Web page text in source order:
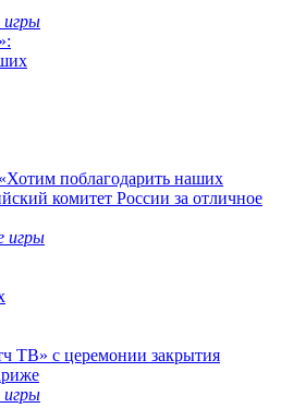
игры
поблагодарить наших
комитет России за отличное
игры
ТВ» с церемонии закрытия
игры